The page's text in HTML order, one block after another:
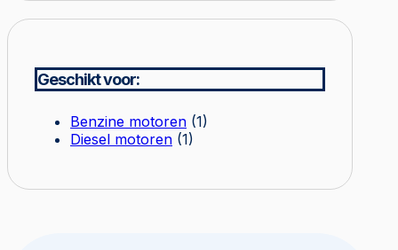
Geschikt voor:
Benzine motoren (1)
Diesel motoren (1)